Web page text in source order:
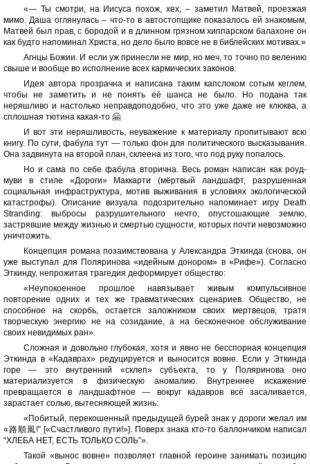
«— Ты смотри, на Иисуса похож, хех, – заметил Матвей, проезжая
мимо. Даша оглянулась – что-то в автостопщике показалось ей знакомым,
Матвей был прав, с бородой и в длинном грязном хиппарском балахоне он
как будто напоминал Христа, но дело было вовсе не в библейских мотивах.»
Агнцы Божии. И если уж принесли не мир, но меч, то точно по велению
свыше и вообще во исполнение всех кармических законов.
Идея автора прозрачна и написана таким капслоком сотым кеглем,
чтобы не заметить и не понять её шанса не было. Но подана так
неряшливо и настолько неправдоподобно, что это уже даже не клюква, а
сплошная тютина какая-то 🤗
И вот эти неряшливость, неуважение к материалу пропитывают всю
книгу. По сути, фабула тут — только фон для политического высказывания.
Она задвинута на второй план, склеена из того, что под руку попалось.
Но и сама по себе фабула вторична. Весь роман написан как роуд-
муви в стиле «Дороги» Маккарти (мёртвый ландшафт, разрушенная
социальная инфраструктура, мотив выживания в условиях экологической
катастрофы). Описание визуала подозрительно напоминает игру Death
Stranding: выбросы разрушительного нечто, опустошающие землю,
застрявшие между жизнью и смертью сущности, которых почти невозможно
уничтожить.
Концепция романа позаимствована у Александра Эткинда (снова, он
уже выступал для Поляринова «идейным донором» в «Рифе»). Согласно
Эткинду, непрожитая трагедия деформирует общество:
«Неупокоенное прошлое навязывает живым компульсивное
повторение одних и тех же травматических сценариев. Общество, не
способное на скорбь, остается заложником своих мертвецов, тратя
творческую энергию не на созидание, а на бесконечное обслуживание
своих невидимых ран».
Сложная и довольно глубокая, хотя и явно не бесспорная концепция
Эткинда в «Кадаврах» редуцируется и выносится вовне. Если у Эткинда
горе — это внутренний «склеп» субъекта, то у Поляринова оно
материализуется в физическую аномалию. Внутреннее искажение
превращается в ландшафтное — вокруг кадавров всё засаливается,
зарастает солью, вытесняющей жизнь:
«Побитый, перекошенный предыдущей бурей знак у дороги желал им
«路順風!” [«Счастливого пути!»]. Поверх знака кто-то баллончиком написал
“ХЛЕБА НЕТ, ЕСТЬ ТОЛЬКО СОЛЬ”».
Такой «вынос вовне» позволяет главной героине занимать позицию